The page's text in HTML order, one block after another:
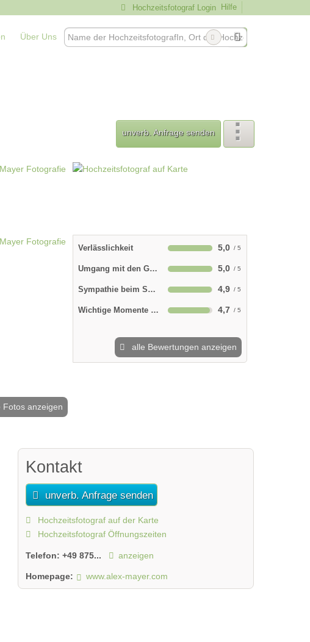
Hochzeitsfotograf Login Hilfe
Über Uns
unverb. Anfrage senden
Fotos anzeigen
Verlässlichkeit 5,0
Umgang mit den Gästen 5,0
Sympathie beim Shooting 4,9
Wichtige Momente im Kasten 4,7
alle Bewertungen anzeigen
Kontakt
unverb. Anfrage senden
Hochzeitsfotograf auf der Karte
Hochzeitsfotograf Öffnungszeiten
Telefon:+49 875... anzeigen
Homepage: www.alex-mayer.com